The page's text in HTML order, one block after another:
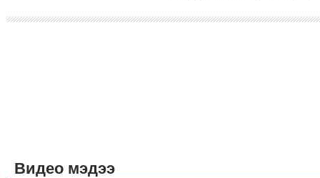
Видео мэдээ